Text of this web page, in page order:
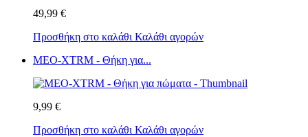
49,99 €
Προσθήκη στο καλάθι Καλάθι αγορών
MEO-XTRM - Θήκη για...
9,99 €
Προσθήκη στο καλάθι Καλάθι αγορών